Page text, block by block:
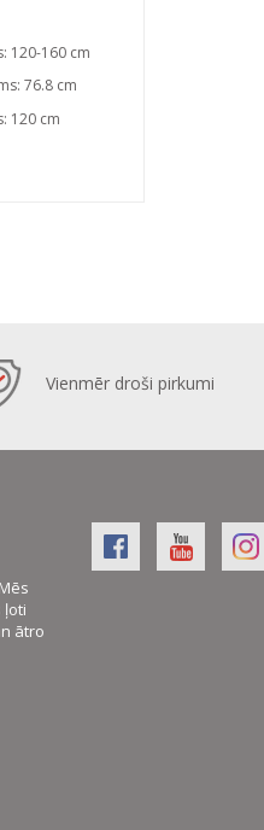
120-160 cm
76.8 cm
120 cm
Vienmēr droši pirkumi
ļoti
ātro